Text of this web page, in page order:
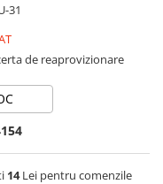
31
de reaprovizionare
14Lei pentru comenzile